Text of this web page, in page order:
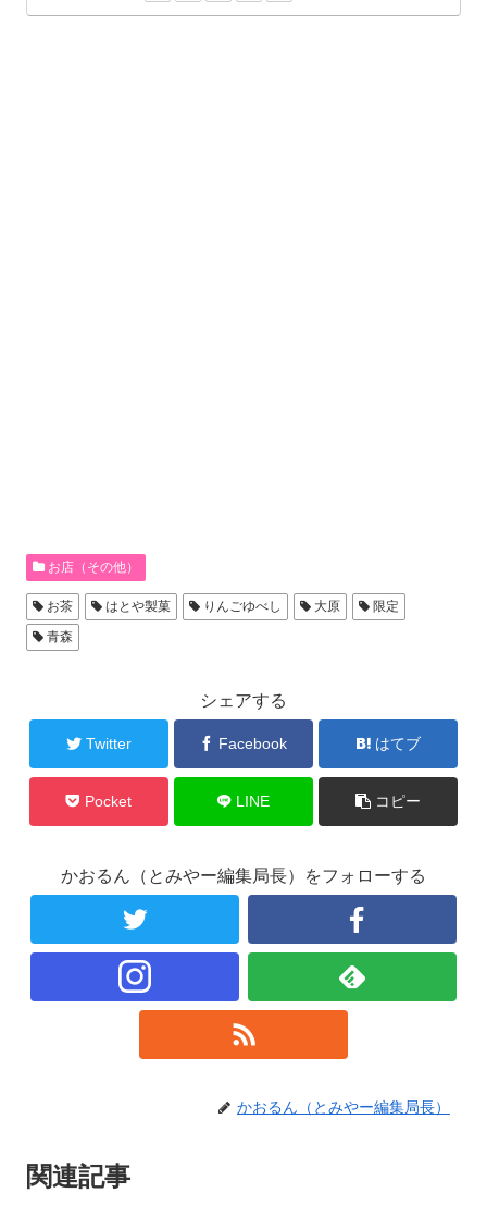
お店（その他）
お茶 はとや製菓 りんごゆべし 大原
限定
青森
シェアする
Twitter Facebook はてブ
Pocket LINE コピー
かおるん（とみやー編集局長）をフォローする
かおるん（とみやー編集局長）
関連記事